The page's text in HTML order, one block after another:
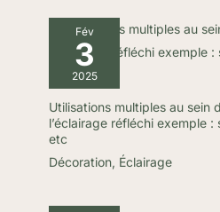
Fév
3
2025
Utilisations multiples au sein
l’éclairage réfléchi exemple :
etc
Décoration, Éclairage